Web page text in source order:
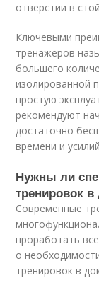
отверстии в
Ключевыми
тренажеров
большего
изолированной
простую
рекомендуют
достаточно
времени и
Нужны ли
тренировок
Современные
проработать
о
тренировок в